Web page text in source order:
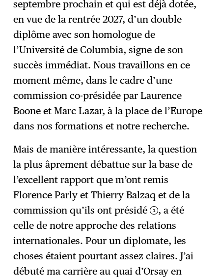
septembre prochain et qui est déjà dotée,
en vue de la rentrée 2027, d’un double
diplôme avec son homologue de
l’Université de Columbia, signe de son
succès immédiat. Nous travaillons en ce
moment même, dans le cadre d’une
commission co-présidée par Laurence
Boone et Marc Lazar, à la place de l’Europe
dans nos formations et notre recherche.
Mais de manière intéressante, la question
la plus âprement débattue sur la base de
l’excellent rapport que m’ont remis
Florence Parly et Thierry Balzaq et de la
commission qu’ils ont présidé 1 , a été
celle de notre approche des relations
internationales. Pour un diplomate, les
choses étaient pourtant assez claires. J’ai
débuté ma carrière au quai d’Orsay en